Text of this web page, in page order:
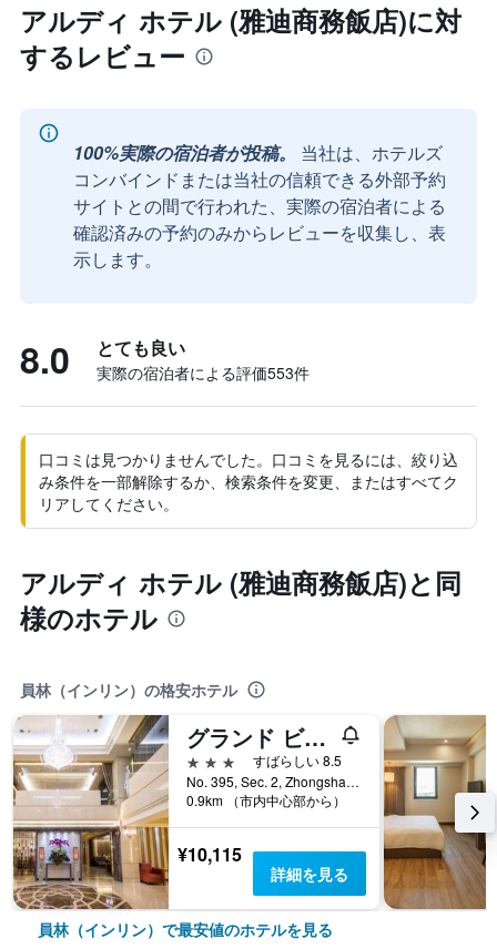
アルディ ホテル (雅迪商務飯店)に対
するレビュー
100%実際の宿泊者が投稿。
当社は、ホテルズ
コンバインドまたは当社の信頼できる外部予約
サイトとの間で行われた、実際の宿泊者による
確認済みの予約のみからレビューを収集し、表
示します。
8.0 とても良い
実際の宿泊者による評価553​件
口コミは見つかりませんでした。口コミを見るには、絞り込
み条件を一部解除するか、検索条件を変更、またはすべてク
リアしてください。
アルディ ホテル (雅迪商務飯店)と同
様のホテル
員林（インリン）の格安ホテル
グランド ビュー ホテル (昇財麗禧酒店)
3つ星
すばらしい 8.5
No. 395, Sec. 2, Zhongshan Rd., 員林（インリン）, 台湾
0.9km （市内中心部から）
¥10,115
詳細を見る
員林（インリン）で最安値のホテルを見る